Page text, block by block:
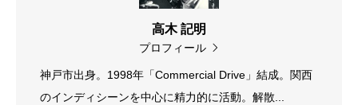
高木 記明
プロフィール
神戸市出身。1998年「Commercial Drive」結成。関西
のインディシーンを中心に精力的に活動。解散...